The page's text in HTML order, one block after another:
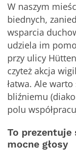
W naszym
biednych,
wsparcia
udziela im
przy ulicy
czyteż akcja
łatwa. Ale
bliźniemu
polu
To
mocne głosy